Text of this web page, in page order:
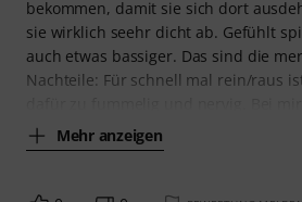
bekommen, damit sie sich dort
sie wirklich seehr dicht ab. Gefühlt
auch etwas bassiger. Das sind die
Nachteile: Für schnell mal rein/raus
Mehr anzeigen